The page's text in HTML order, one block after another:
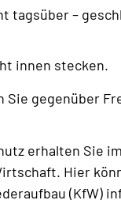
tagsüber –
innen stecken.
gegenüber
erhalten Sie
Hier
(KfW)